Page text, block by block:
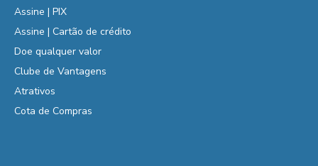
Assine | PIX
Assine | Cartão de crédito
Doe qualquer valor
Clube de Vantagens
Atrativos
Cota de Compras